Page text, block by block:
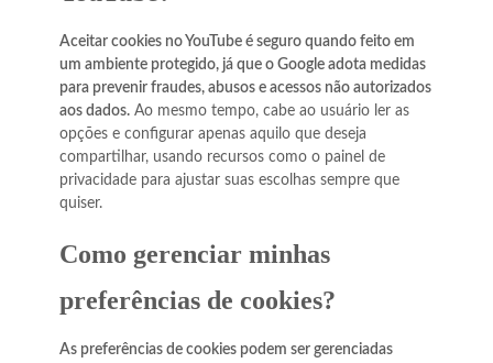
Aceitar cookies no YouTube é seguro quando feito em
um ambiente protegido, já que o Google adota medidas
para prevenir fraudes, abusos e acessos não autorizados
aos dados.Ao mesmo tempo, cabe ao usuário ler as
opções e configurar apenas aquilo que deseja
compartilhar, usando recursos como o painel de
privacidade para ajustar suas escolhas sempre que
quiser.
Como gerenciar minhas
preferências de cookies?
As preferências de cookies podem ser gerenciadas